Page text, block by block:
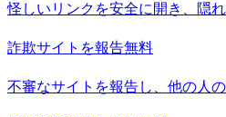
怪しいリンクを安全に開き、隠
詐欺サイトを報告無料
不審なサイトを報告し、他の人